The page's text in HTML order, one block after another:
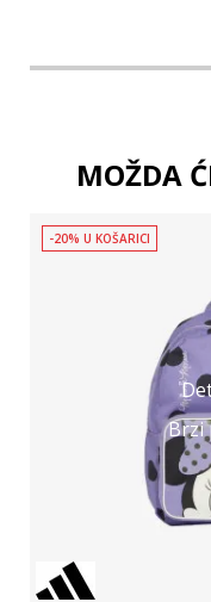
MOŽDA
Brzi
-20% U KOŠARICI